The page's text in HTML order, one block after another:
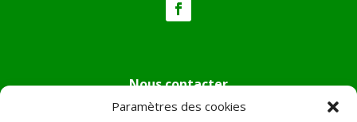
Paramètres des cookies
Nous contacter
Tél :04.95.36.24.02